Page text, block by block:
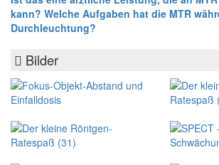
kann? Welche Aufgaben hat die MTR
Durchleuchtung?
Bilder